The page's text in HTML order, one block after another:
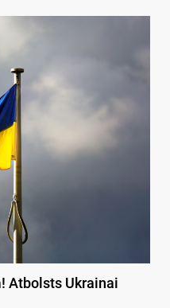
Atbolsts Ukrainai